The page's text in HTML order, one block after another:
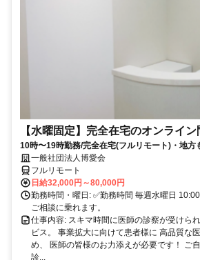
【水曜固定】完全在宅のオンライ
10時〜19時勤務/完全在宅(フルリモート)・地方
業務一般社団法人博愛会
フルリモート
日給32,000円～80,000円
勤務時間・曜日: ✅勤務時間 毎週水曜日
ご相談に乗れます。
仕事内容: スキマ時間に医師の診察が受けら
ビス。 事業拡大に向けて患者様に 高品質な
め、 医師の皆様のお力添えが必要です！ ご
診...